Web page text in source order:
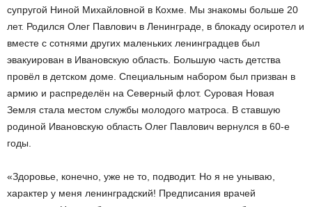
супругой Ниной Михайловной в Кохме. Мы знакомы больше 20
лет. Родился Олег Павлович в Ленинграде, в блокаду осиротел и
вместе с сотнями других маленьких ленинградцев был
эвакуирован в Ивановскую область. Большую часть детства
провёл в детском доме. Специальным набором был призван в
армию и распределён на Северный флот. Суровая Новая
Земля стала местом службы молодого матроса. В ставшую
родиной Ивановскую область Олег Павлович вернулся в 60-е
годы.
«Здоровье, конечно, уже не то, подводит. Но я не унываю,
характер у меня ленинградский! Предписания врачей